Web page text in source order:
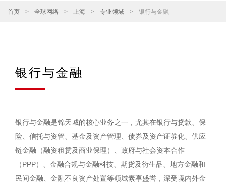
首页 > 全球网络 > 上海 > 专业领域 > 银行与金融
银行与金融
银行与金融是锦天城的核心业务之一，尤其在银行与贷款、保
险、信托与资管、基金及资产管理、债券及资产证券化、供应
链金融（融资租赁及商业保理）、政府与社会资本合作
（PPP）、金融合规与金融科技、期货及衍生品、地方金融和
民间金融、金融不良资产处置等领域素享盛誉，深受境内外金